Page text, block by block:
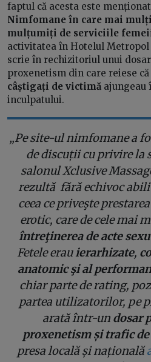
faptul că acesta este menționat
Nimfomane în care mai
mulțumiți de serviciile
activitatea în Hotelul
scrie în rechizitoriul unui
proxenetism din care reiese că
câștigați de victimă ajungeau
inculpatului.
„Pe site-ul nimfomane a
de discuții cu privire la
salonul Xclusive
rezultă fără echivoc
ceea ce priveşte
erotic, care de cele mai
întreţinerea de acte
Fetele erauierarhizate,
anatomic şi al
chiar parte de rating,
partea utilizatorilor, pe
arată într-un dosar
proxenetism și trafic
presa locală și națională